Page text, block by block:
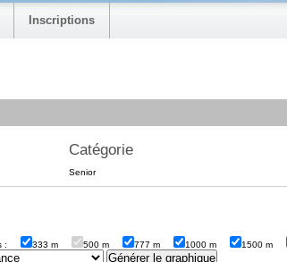
Inscriptions
Catégorie
Senior
: 333 m 500 m 777 m 1000 m 1500 m